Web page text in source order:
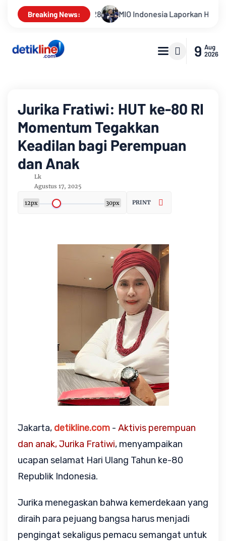
Breaking News:
MIO Indonesia Laporkan Hotman Paris ke Polda
9 Aug
2026
Jurika Fratiwi: HUT ke-80 RI
Momentum Tegakkan
Keadilan bagi Perempuan
dan Anak
Lk
Agustus 17, 2025
12px 30px PRINT
Jakarta, detikline.com - Aktivis perempuan
dan anak, Jurika Fratiwi, menyampaikan
ucapan selamat Hari Ulang Tahun ke-80
Republik Indonesia.
Jurika menegaskan bahwa kemerdekaan yang
diraih para pejuang bangsa harus menjadi
pengingat sekaligus pemacu semangat untuk